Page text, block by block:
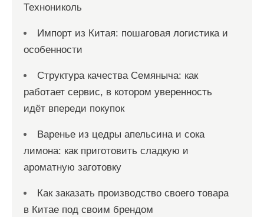
Технониколь
Импорт из Китая: пошаговая логистика и
особенности
Структура качества Семяныча: как
работает сервис, в котором уверенность
идёт впереди покупок
Варенье из цедры апельсина и сока
лимона: как приготовить сладкую и
ароматную заготовку
Как заказать производство своего товара
в Китае под своим брендом